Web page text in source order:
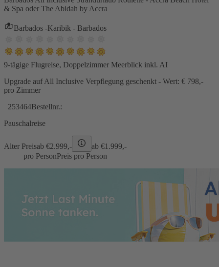
& Spa oder The Abidah by Accra
Barbados -Karibik - Barbados
9-tägige Flugreise, Doppelzimmer Meerblick inkl. AI
Upgrade auf All Inclusive Verpflegung geschenkt - Wert: € 798,-
pro Zimmer
253464Bestellnr.:
Pauschalreise
Alter Preisab €2.999,- ab €1.999,-
pro PersonPreis pro Person